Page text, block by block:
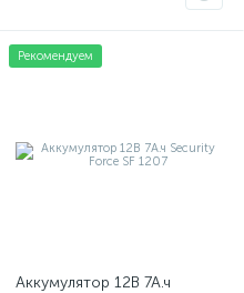
Рекомендуем
Аккумулятор 12В 7А.ч